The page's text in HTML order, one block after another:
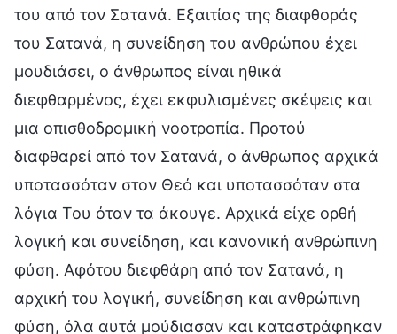
του από τον Σατανά. Εξαιτίας της διαφθοράς
του Σατανά, η συνείδηση του ανθρώπου έχει
μουδιάσει, ο άνθρωπος είναι ηθικά
διεφθαρμένος, έχει εκφυλισμένες σκέψεις και
μια οπισθοδρομική νοοτροπία. Προτού
διαφθαρεί από τον Σατανά, ο άνθρωπος αρχικά
υποτασσόταν στον Θεό και υποτασσόταν στα
λόγια Του όταν τα άκουγε. Αρχικά είχε ορθή
λογική και συνείδηση, και κανονική ανθρώπινη
φύση. Αφότου διεφθάρη από τον Σατανά, η
αρχική του λογική, συνείδηση και ανθρώπινη
φύση, όλα αυτά μούδιασαν και καταστράφηκαν